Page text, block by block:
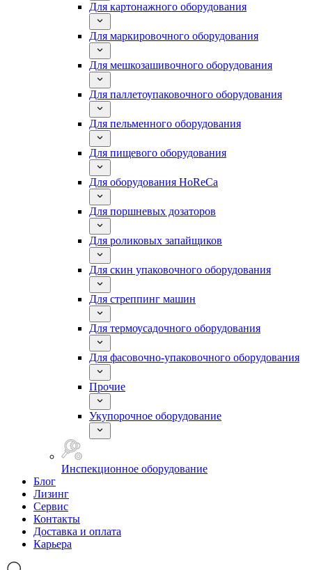
Для картонажного оборудования
Для маркировочного оборудования
Для мешкозашивочного оборудования
Для паллетоупаковочного оборудования
Для пельменного оборудования
Для пищевого оборудования
Для оборудования HoReCa
Для поршневых дозаторов
Для роликовых запайщиков
Для скин упаковочного оборудования
Для стреппинг машин
Для термоусадочного оборудования
Для фасовочно-упаковочного оборудования
Прочие
Укупорочное оборудование
Инспекционное оборудование
Блог
Лизинг
Сервис
Контакты
Доставка и оплата
Карьера